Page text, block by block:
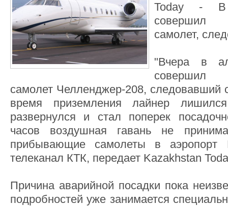
Today - В
совершил
самолет,
"Вчера в
совершил
самолет Челленджер-208, следовавший
время приземления лайнер
развернулся и стал поперек
часов воздушная гавань не
прибывающие самолеты в аэропорт
телеканал КТК, передает Kazakhstan
Причина аварийной посадки пока
подробностей уже занимается